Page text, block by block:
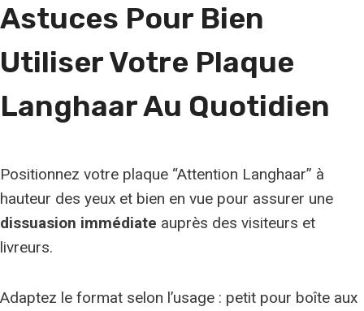
e
a
e
Astuces Pour Bien
Utiliser Votre Plaque
Langhaar Au Quotidien
Positionnez votre plaque “Attention Langhaar” à
hauteur des yeux et bien en vue pour assurer une
dissuasion immédiate auprès des visiteurs et
livreurs.
Adaptez le format selon l’usage : petit pour boîte aux